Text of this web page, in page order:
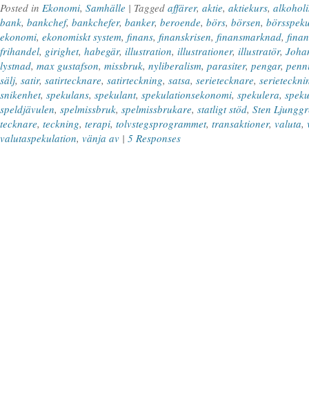
Posted in Ekonomi, Samhälle | Tagged affärer, aktie, aktiekurs,
bank, bankchef, bankchefer, banker, beroende, börs, börsen,
ekonomi, ekonomiskt system, finans, finanskrisen, finansmarknad,
frihandel, girighet, habegär, illustration, illustrationer, illustratör,
lystnad, max gustafson, missbruk, nyliberalism, parasiter, pengar,
sälj, satir, satirtecknare, satirteckning, satsa, serietecknare,
snikenhet, spekulans, spekulant, spekulationsekonomi, spekulera,
speldjävulen, spelmissbruk, spelmissbrukare, statligt stöd, Sten
tecknare, teckning, terapi, tolvstegsprogrammet, transaktioner, valuta,
valutaspekulation, vänja av | 5 Responses